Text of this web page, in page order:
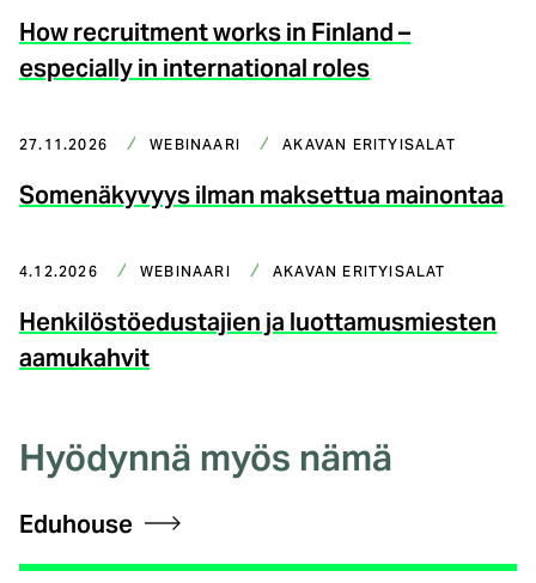
How recruitment works in Finland –
especially in international roles
27.11.2026 WEBINAARI
AKAVAN ERITYISALAT
Somenäkyvyys ilman maksettua mainontaa
4.12.2026 WEBINAARI
AKAVAN ERITYISALAT
Henkilöstöedustajien ja luottamusmiesten
aamukahvit
Hyödynnä myös nämä
Eduhouse